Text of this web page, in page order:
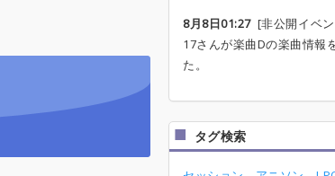
8月8日01:27[非公開イベ
17さんが楽曲Dの楽曲情報
た。
タグ検索